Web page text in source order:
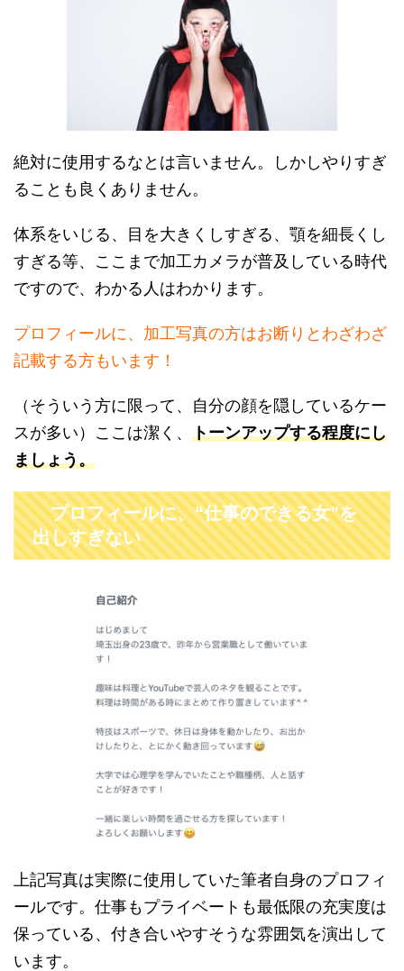
絶対に使用するなとは言いません。しかしやりすぎ
ることも良くありません。
体系をいじる、目を大きくしすぎる、顎を細長くし
すぎる等、ここまで加工カメラが普及している時代
ですので、わかる人はわかります。
プロフィールに、加工写真の方はお断りとわざわざ
記載する方もいます！
（そういう方に限って、自分の顔を隠しているケー
スが多い）ここは潔く、 トーンアップする程度にし
ましょう。
プロフィールに、“仕事のできる女”を
出しすぎない
上記写真は実際に使用していた筆者自身のプロフィ
ールです。仕事もプライベートも最低限の充実度は
保っている、付き合いやすそうな雰囲気を演出して
います。